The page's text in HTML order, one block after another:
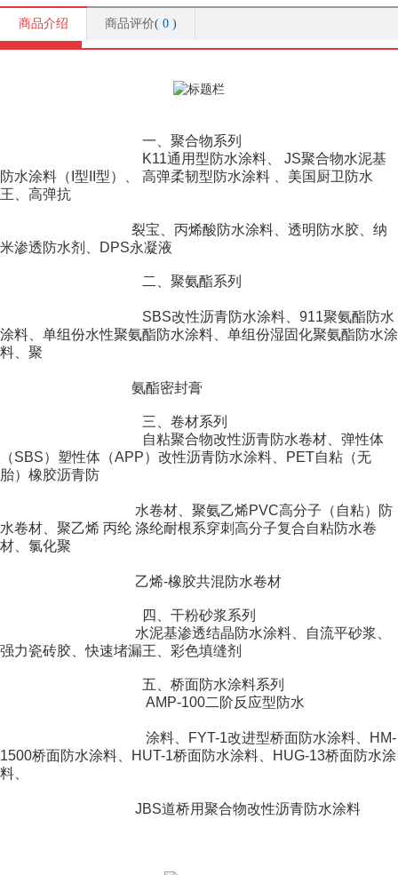
商品介绍 商品评价( 0 )
一、聚合物系列
K11通用型防水涂料、 JS聚合物水泥基
防水涂料（I型II型）、 高弹柔韧型防水涂料 、美国厨卫防水
王、高弹抗
裂宝、丙烯酸防水涂料、透明防水胶、纳
米渗透防水剂、DPS永凝液
二、聚氨酯系列
SBS改性沥青防水涂料、 911聚氨酯防水
涂料、单组份水性聚氨酯防水涂料、单组份湿固化聚氨酯防水涂
料、聚
氨酯密封膏
三、卷材系列
自粘聚合物改性沥青防水卷材、弹性体
（SBS）塑性体（APP）改性沥青防水涂料、PET自粘（无
胎）橡胶沥青防
水卷材、聚氨乙烯PVC高分子（自粘）防
水卷材、聚乙烯 丙纶 涤纶耐根系穿刺高分子复合自粘防水卷
材、氯化聚
乙烯-橡胶共混防水卷材
四、干粉砂浆系列
水泥基渗透结晶防水涂料、
自流平砂浆、
强力瓷砖胶、快速堵漏王、彩色填缝剂
五、桥面防水涂料系列
AMP-100二阶反应型防水
涂料、FYT-1改进型桥面防水涂料、HM-
1500桥面防水涂料、HUT-1桥面防水涂料、HUG-13桥面防水涂
料、
JBS道桥用聚合物改性沥青防水涂料